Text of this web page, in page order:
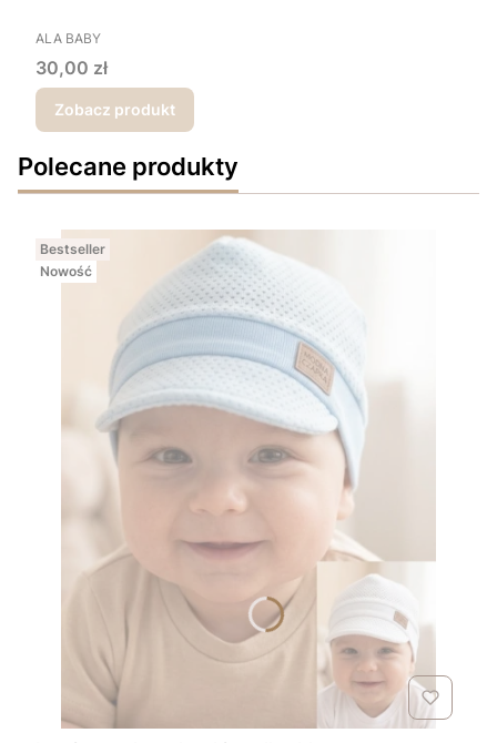
PRODUCENT
ALA BABY
Cena
30,00 zł
Zobacz produkt
Polecane produkty
Bestseller
Nowość